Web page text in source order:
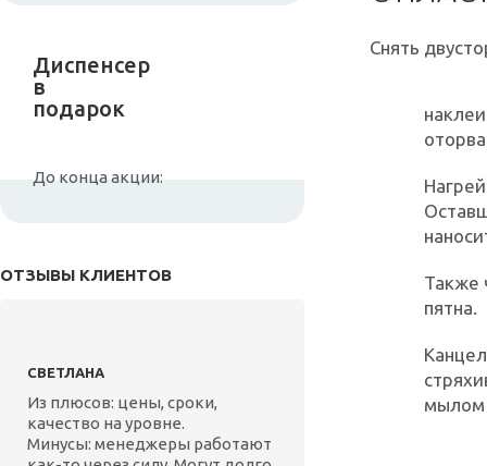
Диспенсер
в
подарок
До конца акции:
ОТЗЫВЫ КЛИЕНТОВ
СВЕТЛАНА
Из плюсов: цены, сроки,
качество на уровне.
Минусы: менеджеры работают
Снять
Также
пятна.
мылом